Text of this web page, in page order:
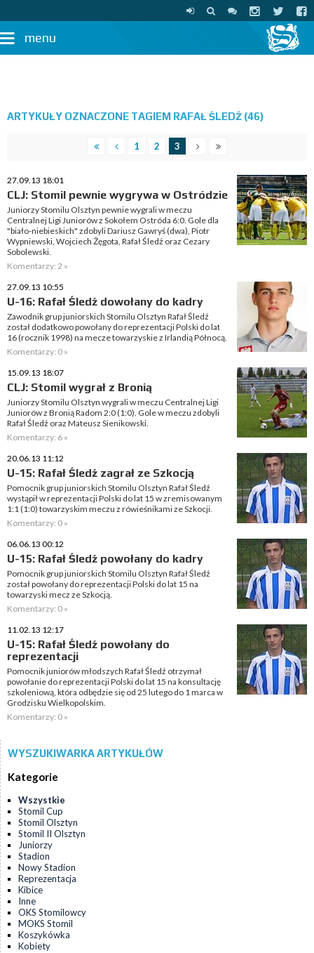
menu
ARTYKUŁY OZNACZONE TAGIEM RAFAŁ ŚLEDŹ (46)
1 2 3
27.09.13 18:01
CLJ: Stomil pewnie wygrywa w Ostródzie
Juniorzy Stomilu Olsztyn pewnie wygrali w meczu
Centralnej Ligi Juniorów z Sokołem Ostróda 6:0. Gole dla
"biało-niebieskich" zdobyli Dariusz Gawryś (dwa), Piotr
Wypniewski, Wojciech Żęgota, Rafał Śledź oraz Cezary
Sobolewski.
Komentarzy: 2 »
27.09.13 10:55
U-16: Rafał Śledź dowołany do kadry
Zawodnik grup juniorskich Stomilu Olsztyn Rafał Śledź
został dodatkowo powołany do reprezentacji Polski do lat
16 (rocznik 1998) na mecze towarzyskie z Irlandią Północą.
Komentarzy: 0 »
15.09.13 18:07
CLJ: Stomil wygrał z Bronią
Juniorzy Stomilu Olsztyn wygrali w meczu Centralnej Ligi
Juniorów z Bronią Radom 2:0 (1:0). Gole w meczu zdobyli
Rafał Śledź oraz Mateusz Sienikowski.
Komentarzy: 6 »
20.06.13 11:12
U-15: Rafał Śledź zagrał ze Szkocją
Pomocnik grup juniorskich Stomilu Olsztyn Rafał Śledź
wystąpił w reprezentacji Polski do lat 15 w zremisowanym
1:1 (1:0) towarzyskim meczu z rówieśnikami ze Szkocji.
Komentarzy: 0 »
06.06.13 00:12
U-15: Rafał Śledź powołany do kadry
Pomocnik grup juniorskich Stomilu Olsztyn Rafał Śledź
został powołany do reprezentacji Polski do lat 15 na
towarzyski mecz ze Szkocją.
Komentarzy: 0 »
11.02.13 12:17
U-15: Rafał Śledź powołany do
reprezentacji
Pomocnik juniorów młodszych Rafał Śledź otrzymał
powołanie do reprezentacji Polski do lat 15 na konsultację
szkoleniową, która odbędzie się od 25 lutego do 1 marca w
Grodzisku Wielkopolskim.
Komentarzy: 0 »
WYSZUKIWARKA ARTYKUŁÓW
Kategorie
Wszystkie
Stomil Cup
Stomil Olsztyn
Stomil II Olsztyn
Juniorzy
Stadion
Nowy Stadion
Reprezentacja
Kibice
Inne
OKS Stomilowcy
MOKS Stomil
Koszykówka
Kobiety